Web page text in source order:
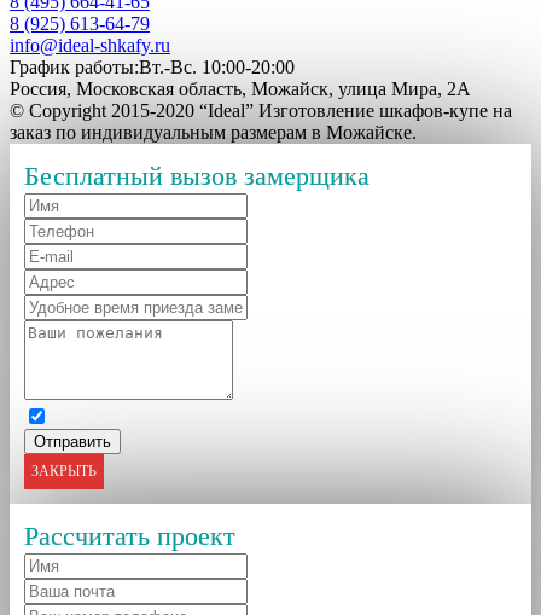
8 (925) 613-64-79
info@ideal-shkafy.ru
График работы:Вт.-Вс. 10:00-20:00
Россия, Московская область, Можайск, улица Мира, 2А
© Copyright 2015-2020 “Ideal” Изготовление шкафов-купе на
заказ по индивидуальным размерам в Можайске.
Бесплатный вызов замерщика
ЗАКРЫТЬ
Рассчитать проект